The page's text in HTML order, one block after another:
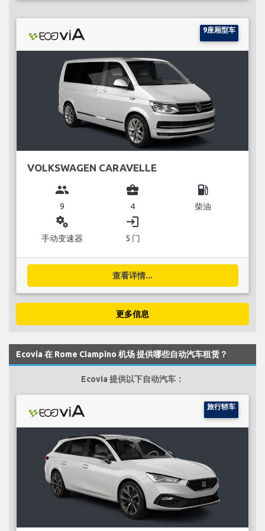
9座厢型车
VOLKSWAGEN CARAVELLE
group
9
business_center
4
local_gas_station
柴油
miscellaneous_services
手动变速器
login
5 门
查看详情...
更多信息
Ecovia 在 Rome Ciampino 机场 提供哪些自动汽车租赁？
Ecovia 提供以下自动汽车：
旅行轿车